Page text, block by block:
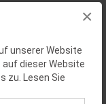
×
unserer Website
dieser Website
zu. Lesen Sie